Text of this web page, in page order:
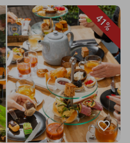
41%
favorite_border